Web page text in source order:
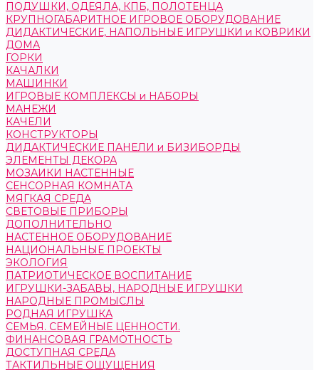
ПОДУШКИ, ОДЕЯЛА, КПБ, ПОЛОТЕНЦА
КРУПНОГАБАРИТНОЕ ИГРОВОЕ ОБОРУДОВАНИЕ
ДИДАКТИЧЕСКИЕ, НАПОЛЬНЫЕ ИГРУШКИ и КОВРИКИ
ДОМА
ГОРКИ
КАЧАЛКИ
МАШИНКИ
ИГРОВЫЕ КОМПЛЕКСЫ и НАБОРЫ
МАНЕЖИ
КАЧЕЛИ
КОНСТРУКТОРЫ
ДИДАКТИЧЕСКИЕ ПАНЕЛИ и БИЗИБОРДЫ
ЭЛЕМЕНТЫ ДЕКОРА
МОЗАИКИ НАСТЕННЫЕ
СЕНСОРНАЯ КОМНАТА
МЯГКАЯ СРЕДА
СВЕТОВЫЕ ПРИБОРЫ
ДОПОЛНИТЕЛЬНО
НАСТЕННОЕ ОБОРУДОВАНИЕ
НАЦИОНАЛЬНЫЕ ПРОЕКТЫ
ЭКОЛОГИЯ
ПАТРИОТИЧЕСКОЕ ВОСПИТАНИЕ
ИГРУШКИ-ЗАБАВЫ, НАРОДНЫЕ ИГРУШКИ
НАРОДНЫЕ ПРОМЫСЛЫ
РОДНАЯ ИГРУШКА
СЕМЬЯ. СЕМЕЙНЫЕ ЦЕННОСТИ.
ФИНАНСОВАЯ ГРАМОТНОСТЬ
ДОСТУПНАЯ СРЕДА
ТАКТИЛЬНЫЕ ОЩУЩЕНИЯ